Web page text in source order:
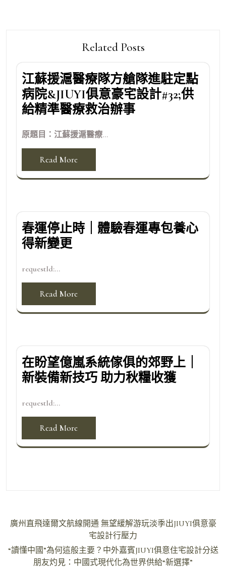
Related Posts
江蘇援滬醫療隊方艙隊進駐定點
病院&JIUYI俱意豪宅設計#32;供
給精準醫療救治辦事
原題目：江蘇援滬醫療...
Read More
春運停止時｜體驗春運專包養心
得新變更
requestId:...
Read More
在盼望億嵐系統傢俱的郊野上｜
新裝備新技巧 助力秋糧收獲
requestId:...
Read More
文
導
廣州直飛達爾文航線開通 無望緩解游玩淡季出JIUYI俱意豪
宅設計行壓力
“讀懂中國”為何這般主要？中外嘉賓JIUYI俱意住宅設計分送
朋友灼見：中國式現代化為世界供給“新選擇”